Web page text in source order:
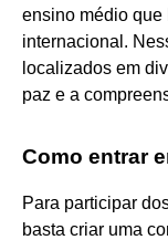
ensino médio que
internacional.
localizados em
paz e a
Como entrar
Para participar
basta criar uma